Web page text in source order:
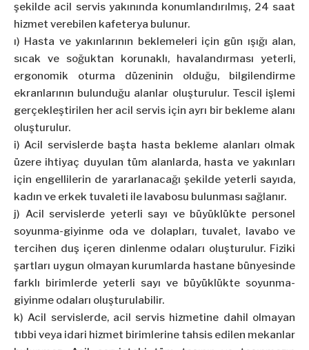
şekilde acil servis yakınında konumlandırılmış, 24 saat
hizmet verebilen kafeterya bulunur.
ı) Hasta ve yakınlarının beklemeleri için gün ışığı alan,
sıcak ve soğuktan korunaklı, havalandırması yeterli,
ergonomik oturma düzeninin olduğu, bilgilendirme
ekranlarının bulunduğu alanlar oluşturulur. Tescil işlemi
gerçekleştirilen her acil servis için ayrı bir bekleme alanı
oluşturulur.
i) Acil servislerde başta hasta bekleme alanları olmak
üzere ihtiyaç duyulan tüm alanlarda, hasta ve yakınları
için engellilerin de yararlanacağı şekilde yeterli sayıda,
kadın ve erkek tuvaleti ile lavabosu bulunması sağlanır.
j) Acil servislerde yeterli sayı ve büyüklükte personel
soyunma-giyinme oda ve dolapları, tuvalet, lavabo ve
tercihen duş içeren dinlenme odaları oluşturulur. Fiziki
şartları uygun olmayan kurumlarda hastane bünyesinde
farklı birimlerde yeterli sayı ve büyüklükte soyunma-
giyinme odaları oluşturulabilir.
k) Acil servislerde, acil servis hizmetine dahil olmayan
tıbbi veya idari hizmet birimlerine tahsis edilen mekanlar